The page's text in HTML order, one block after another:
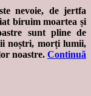
nevoie, de jertfa
biruim moartea și
sunt pline de
noștri, morți lumii,
noastre. Continuă